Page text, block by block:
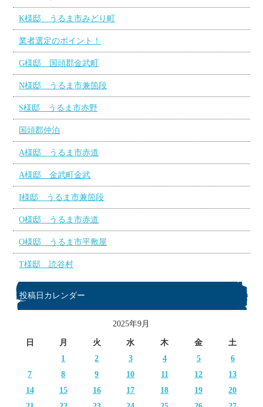
K様邸 うるま市みどり町
業者選定のポイント！
G様邸 国頭郡金武町
N様邸 うるま市兼箇段
S様邸 うるま市赤野
国頭郡仲泊
A様邸 うるま市赤道
A様邸 金武町金武
I様邸 うるま市兼箇段
O様邸 うるま市赤道
O様邸 うるま市平敷屋
T様邸 読谷村
投稿日カレンダー
2025年9月
日 月 火 水 木 金
土
1
2 3 4 5
6
7
8 9 10 11 12
13
14
15 16 17 18 19
20